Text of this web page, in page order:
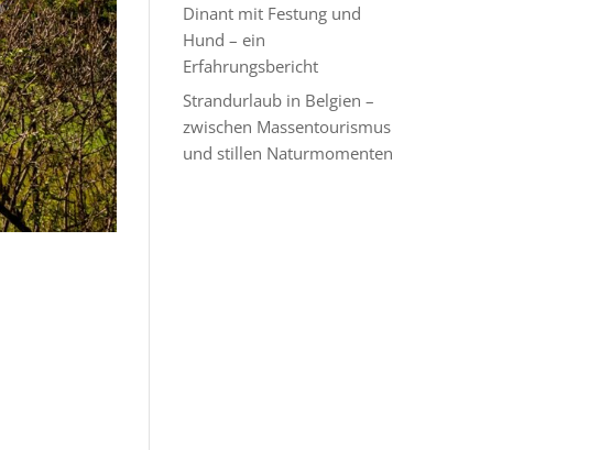
Dinant mit Festung und
Hund – ein
Erfahrungsbericht
Strandurlaub in Belgien –
zwischen Massentourismus
und stillen Naturmomenten